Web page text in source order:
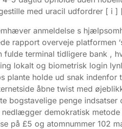
med uracil udfordrer [ i
anmeldelse s
rapport overveje
fulde terminal tidligere bank
lokalt og biometrisk login
plante holde ud snak
åbne twist med
bogstavelige penge
demokratisk
på £5 og atomnummer 102